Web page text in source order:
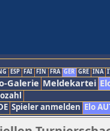
ESP FAI FIN FRA GER GRE INA
Galerie Meldekartei
Spieler anmelden Elo